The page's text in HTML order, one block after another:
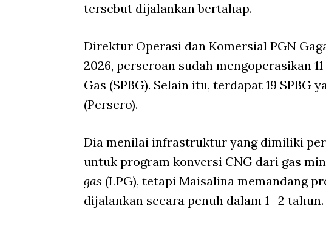
tersebut dijalankan bertahap.
Direktur Operasi dan Komersial PGN
2026, perseroan sudah mengoperasikan
Gas (SPBG). Selain itu, terdapat 19
(Persero).
Dia menilai infrastruktur yang dimiliki
untuk program konversi CNG dari gas
gas (LPG), tetapi Maisalina memandang
dijalankan secara penuh dalam 1—2 tahun.